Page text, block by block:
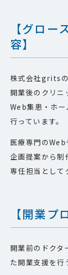
【グロー
容】
株式会社gritsの
開業後のクリニ
Web集患・ホ
行っています。
医療専門のWeb
企画提案から制
専任担当として
【開業プ
開業前のドクタ
た開業支援を行